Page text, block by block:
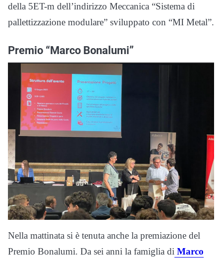
della 5ET-m dell’indirizzo Meccanica “Sistema di
pallettizzazione modulare” sviluppato con “MI Metal”.
Premio “Marco Bonalumi”
Nella mattinata si è tenuta anche la premiazione del
Premio Bonalumi. Da sei anni la famiglia di Marco